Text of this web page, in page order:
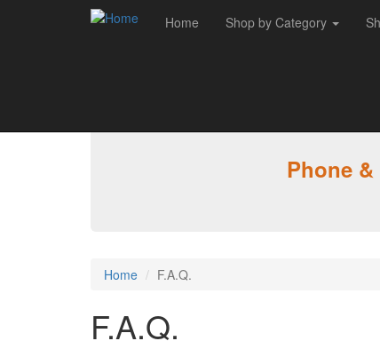
Home Shop by Category
Phone
Home F.A.Q.
F.A.Q.